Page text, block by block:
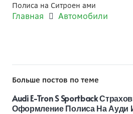
Полиса на Ситроен ами
Главная Автомобили
Больше постов по теме
Audi E-Tron S Sportback
Оформление Полиса На Ауди